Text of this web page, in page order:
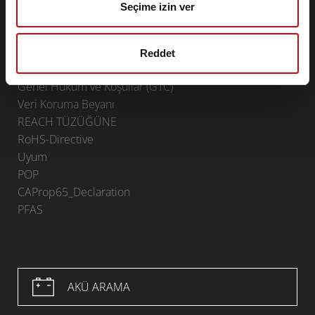
Seçime izin ver
Reddet
İRTIBAT
Künye
Genel Hüküm ve Koşullar (GTC)
Veri Koruma Beyanı
REACH TÜZÜĞÜNE
RoHS-Directive
Uyum
POP
CAProp65_Declaration
PFAS
AKÜ ARAMA